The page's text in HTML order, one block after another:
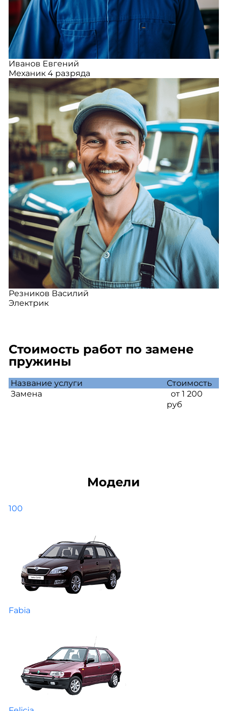
Иванов Евгений
Механик 4 разряда
Резников Василий
Электрик
Стоимость работ по замене
пружины
Название услуги
Стоимость
Замена
от 1 200
руб
Модели
100
Fabia